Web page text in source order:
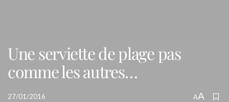
Une serviette de plage pas
comme les autres…
27/01/2016 AA